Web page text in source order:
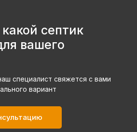
септик
вашего
специалист свяжется с вами
вариант